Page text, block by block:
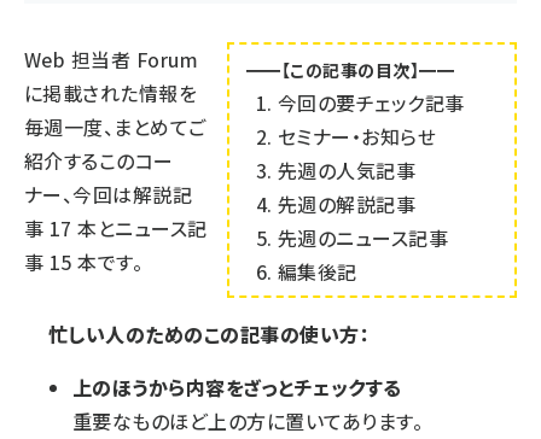
━━【この記事の目次】━━
今回の要チェック記事
セミナー・お知らせ
先週の人気記事
先週の解説記事
先週のニュース記事
編集後記
Web 担当者 Forum
に掲載された情報を
毎週一度、まとめてご
紹介するこのコー
ナー、今回は解説記
事 17 本とニュース記
事 15 本です。
忙しい人のためのこの記事の使い方：
上のほうから内容をざっとチェックする
重要なものほど上の方に置いてあります。